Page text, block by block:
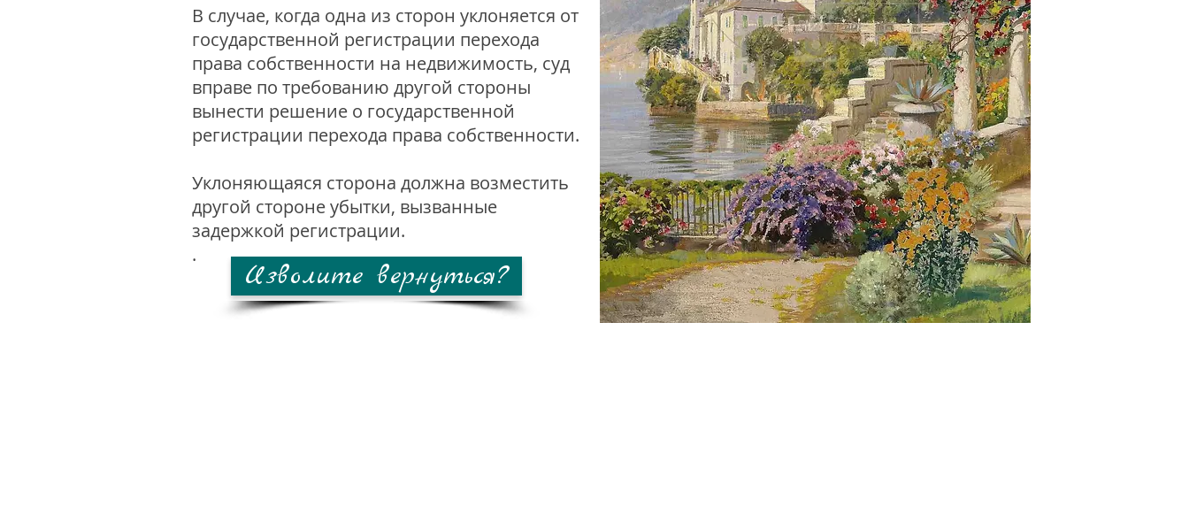
В случае, когда одна из сторон уклоняется от
государственной регистрации перехода
права собственности на недвижимость, суд
вправе по требованию другой стороны
вынести решение о государственной
регистрации перехода права собственности.
Уклоняющаяся сторона должна возместить
другой стороне убытки, вызванные
задержкой регистрации.
.
Изволите вернуться?